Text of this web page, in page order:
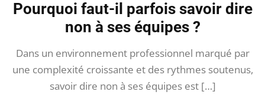
Pourquoi faut-il parfois savoir dire
non à ses équipes ?
Dans un environnement professionnel marqué par
une complexité croissante et des rythmes soutenus,
savoir dire non à ses équipes est […]